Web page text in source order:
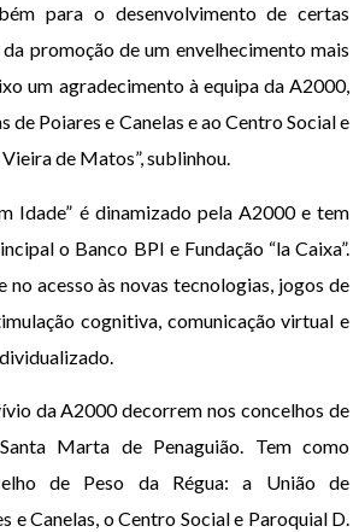
para o desenvolvimento de certas
promoção de um envelhecimento mais
um agradecimento à equipa da A2000,
de Poiares e Canelas e ao Centro Social e
de Matos”, sublinhou.
Idade” é dinamizado pela A2000 e tem
o Banco BPI e Fundação “la Caixa”.
no acesso às novas tecnologias, jogos de
cognitiva, comunicação virtual e
da A2000 decorrem nos concelhos de
Marta de Penaguião. Tem como
de Peso da Régua: a União de
e Canelas, o Centro Social e Paroquial D.